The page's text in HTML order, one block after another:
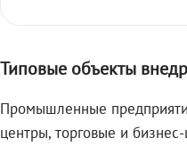
Типовые объекты
Промышленные
центры, торговые и